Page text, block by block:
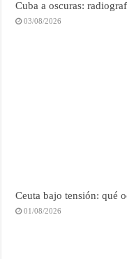
Cuba a oscuras:
03/08/2026
Ceuta bajo tensión: qué
01/08/2026